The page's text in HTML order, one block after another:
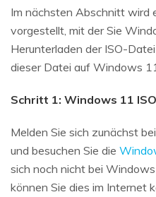
Im nächsten Abschnitt wird
vorgestellt, mit der Sie
Herunterladen der ISO-
dieser Datei auf Windows
Schritt 1: Windows 11
Melden Sie sich zunächst
und besuchen Sie die
sich noch nicht bei
können Sie dies im Internet